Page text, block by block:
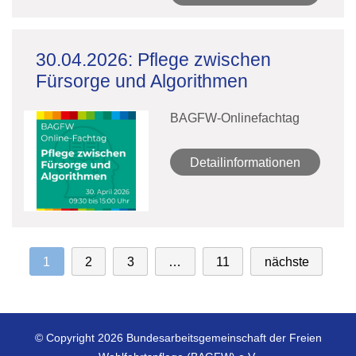
30.04.2026: Pflege zwischen
Fürsorge und Algorithmen
BAGFW-Onlinefachtag
Detailinformationen
1 2 3 … 11 nächste
© Copyright 2026 Bundesarbeitsgemeinschaft der Freien